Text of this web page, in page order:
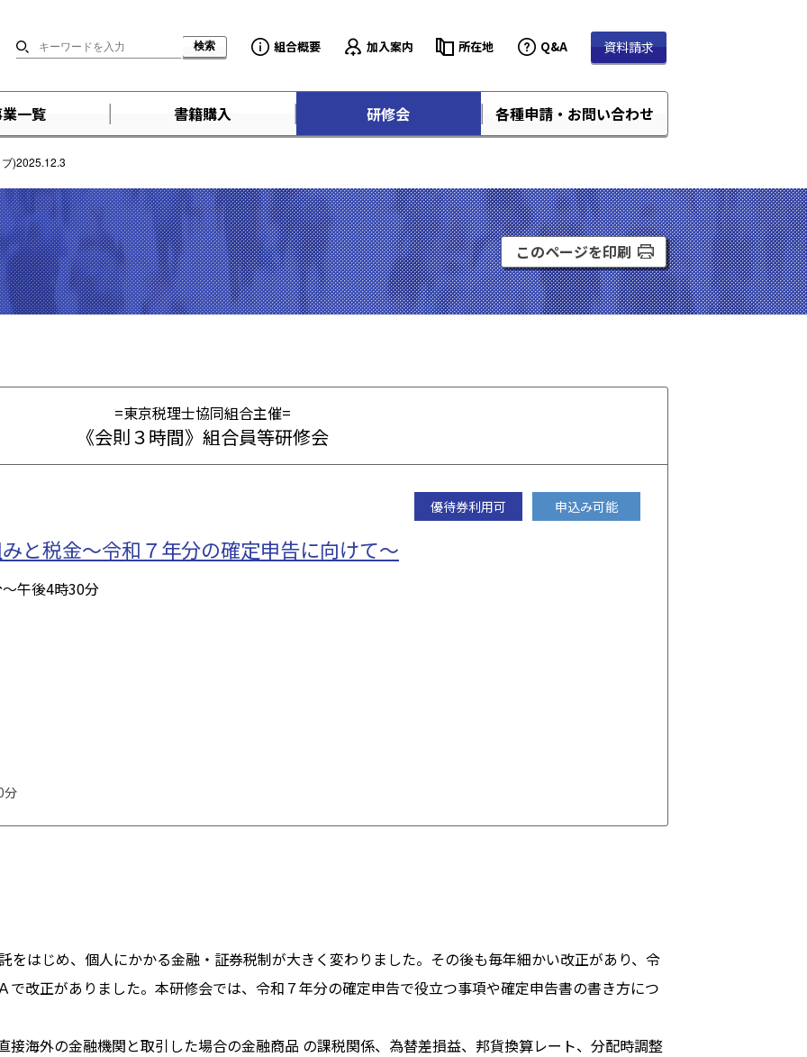
組合概要 加入案内 所在地 Q&A 資料請求
一覧 書籍購入 研修会 各種申請・お問い合わせ
)2025.12.3
このページを印刷
=東京税理士協同組合主催=
《会則３時間》組合員等研修会
優待券利用可 申込み可能
と税金〜令和７年分の確定申告に向けて〜
午後4時30分
分
はじめ、個人にかかる金融・証券税制が大きく変わりました。その後も毎年細かい改正があり、令
改正がありました。本研修会では、令和７年分の確定申告で役立つ事項や確定申告書の書き方につ
海外の金融機関と取引した場合の金融商品 の課税関係、為替差損益、邦貨換算レート、分配時調整